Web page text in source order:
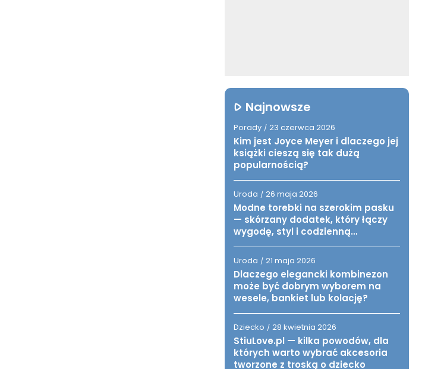
Najnowsze
Porady / 23 czerwca 2026
Kim jest Joyce Meyer i dlaczego jej
książki cieszą się tak dużą
popularnością?
Uroda / 26 maja 2026
Modne torebki na szerokim pasku
— skórzany dodatek, który łączy
wygodę, styl i codzienną
Uroda / 21 maja 2026
Dlaczego elegancki kombinezon
może być dobrym wyborem na
wesele, bankiet lub kolację?
Dziecko / 28 kwietnia 2026
StiuLove.pl — kilka powodów, dla
których warto wybrać akcesoria
tworzone z troską o dziecko